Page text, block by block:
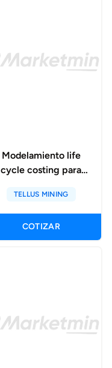
Modelamiento life
cycle costing para
camiones
multivendor
TELLUS MINING
COTIZAR